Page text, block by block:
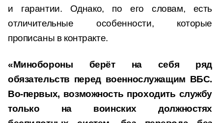
и гарантии. Однако, по его словам, есть
отличительные особенности, которые
прописаны в контракте.
«Минобороны берёт на себя ряд
обязательств перед военнослужащим ВБС.
Во-первых, возможность проходить службу
только на воинских должностях